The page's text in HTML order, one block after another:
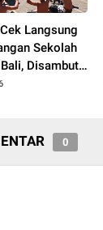
Langsung
Sekolah
Disambut
Kecak dari
0